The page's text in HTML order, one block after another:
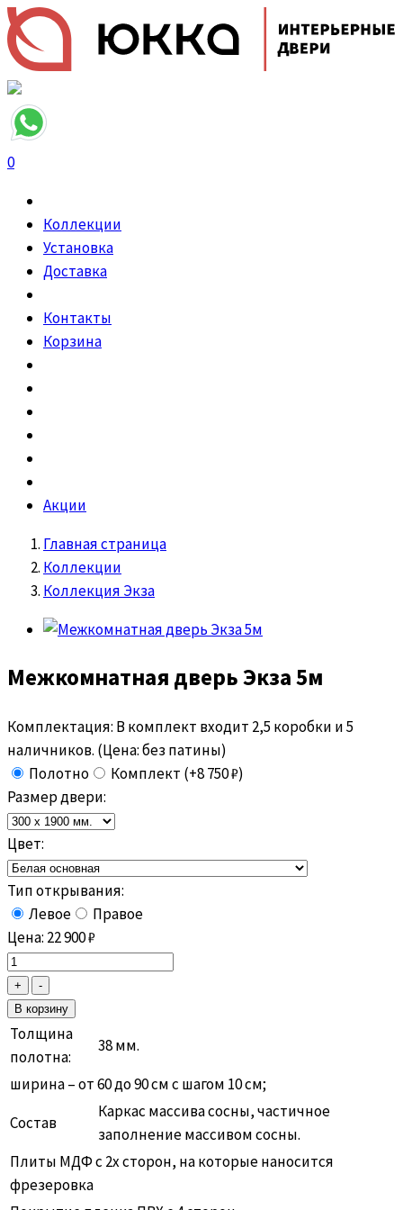
0
Коллекции
Установка
Доставка
Контакты
Корзина
Акции
Главная страница
Коллекции
Коллекция Экза
Межкомнатная дверьЭкза 5м
Комплектация: В комплект входит 2,5 коробки и 5
наличников. (Цена: без патины)
Полотно
Комплект (+8 750 ₽)
Размер двери:
Цвет:
Тип открывания:
Левое
Правое
Цена: 22 900₽
Толщина
полотна:
38 мм.
ширина – от 60 до 90 см с шагом 10 см;
Состав
Каркас массива сосны, частичное
заполнение массивом сосны.
Плиты МДФ с 2х сторон, на которые наносится
фрезеровка